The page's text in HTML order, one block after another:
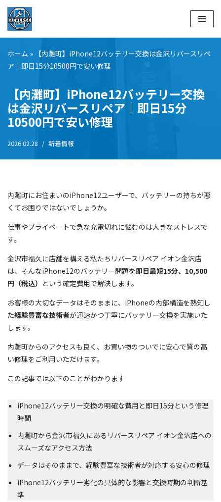
コ
ン
テ
ン
ス
キ
ッ
ホーム » 【内灘町】iPhone12バッテリー交換は金沢リバースリペ
ア｜即日15分10500円で安い修理
【内灘町】iPhone12バッテリー交換
は金沢リバースリペア｜即日15分
10500円で安い修理
2026.02.28 新着情報
内灘町にお住まいのiPhone12ユーザーで、バッテリーの持ちが悪
くてお困りではないでしょうか。
仕事やプライベートで急な充電切れに悩むのは大きなストレスで
す。
金沢市福久に店舗を構える私たちリバースリペア イオン金沢店
は、そんなiPhone12のバッテリー問題を即日最短15分、10,500
円（税込） という確定費用で解決します。
お客様の大切なデータはそのままに、iPhoneの内部構造を熟知し
た経験豊富な技術者が迅速かつ丁寧にバッテリー交換を実施いた
します。
内灘町からのアクセスも良く、お買い物のついでに安心で質の高
い修理をご利用いただけます。
この記事では以下のことがわかります
iPhone12バッテリー交換の明確な費用と即日15分という修理
時間
内灘町から金沢市福久にあるリバースリペア イオン金沢店への
スムーズなアクセス方法
データはそのままで、経験豊富な技術者が対応する安心の修理
iPhone12バッテリー劣化の具体的な影響と交換時期の判断基
準